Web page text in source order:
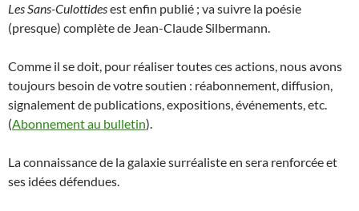
Les Sans-Culottidesest enfin publié ; va suivre la poésie
(presque) complète de Jean-Claude Silbermann.
Comme il se doit, pour réaliser toutes ces actions, nous avons
toujours besoin de votre soutien : réabonnement, diffusion,
signalement de publications, expositions, événements, etc.
(Abonnement au bulletin).
La connaissance de la galaxie surréaliste en sera renforcée et
ses idées défendues.